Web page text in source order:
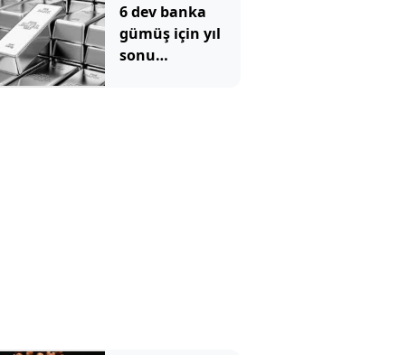
6 dev banka
gümüş için yıl
sonu